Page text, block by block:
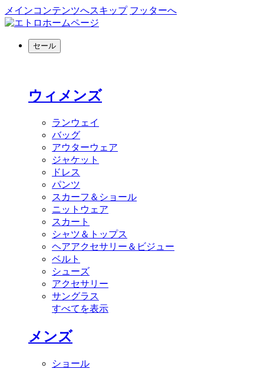
メインコンテンツへスキップ フッターへ
セール
ウィメンズ
ランウェイ
バッグ
アウターウェア
ジャケット
ドレス
パンツ
スカーフ＆ショール
ニットウェア
スカート
シャツ＆トップス
ヘアアクセサリー＆ビジュー
ベルト
シューズ
アクセサリー
サングラス
すべてを表示
メンズ
ショール